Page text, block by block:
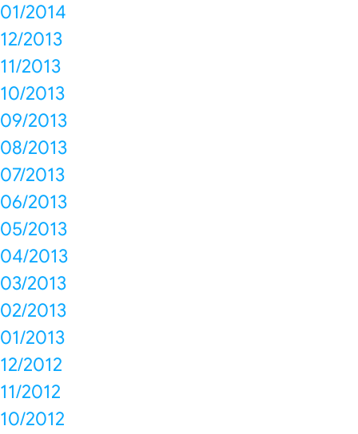
01/2014
12/2013
11/2013
10/2013
09/2013
08/2013
07/2013
06/2013
05/2013
04/2013
03/2013
02/2013
01/2013
12/2012
11/2012
10/2012